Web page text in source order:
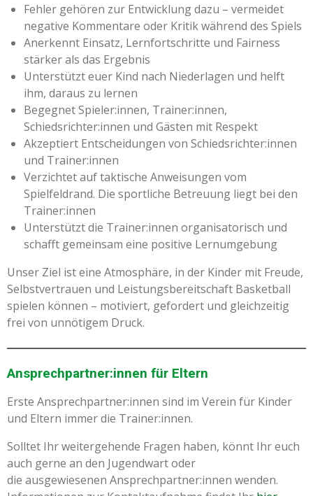
Fehler gehören zur Entwicklung dazu – vermeidet
negative Kommentare oder Kritik während des Spiels
Anerkennt Einsatz, Lernfortschritte und Fairness
stärker als das Ergebnis
Unterstützt euer Kind nach Niederlagen und helft
ihm, daraus zu lernen
Begegnet Spieler:innen, Trainer:innen,
Schiedsrichter:innen und Gästen mit Respekt
Akzeptiert Entscheidungen von Schiedsrichter:innen
und Trainer:innen
Verzichtet auf taktische Anweisungen vom
Spielfeldrand. Die sportliche Betreuung liegt bei den
Trainer:innen
Unterstützt die Trainer:innen organisatorisch und
schafft gemeinsam eine positive Lernumgebung
Unser Ziel ist eine Atmosphäre, in der Kinder mit Freude,
Selbstvertrauen und Leistungsbereitschaft Basketball
spielen können – motiviert, gefordert und gleichzeitig
frei von unnötigem Druck.
Ansprechpartner:innen für Eltern
Erste Ansprechpartner:innen sind im Verein für Kinder
und Eltern immer die Trainer:innen.
Solltet Ihr weitergehende Fragen haben, könnt Ihr euch
auch gerne an den Jugendwart oder
die ausgewiesenen Ansprechpartner:innen wenden.